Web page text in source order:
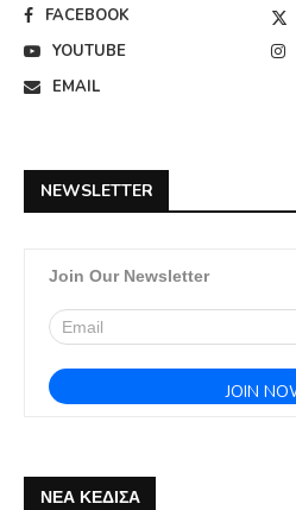
FACEBOOK
YOUTUBE
EMAIL
NEWSLETTER
Join Our Newsletter
ΝΕΑ ΚΕΔΙΣΑ